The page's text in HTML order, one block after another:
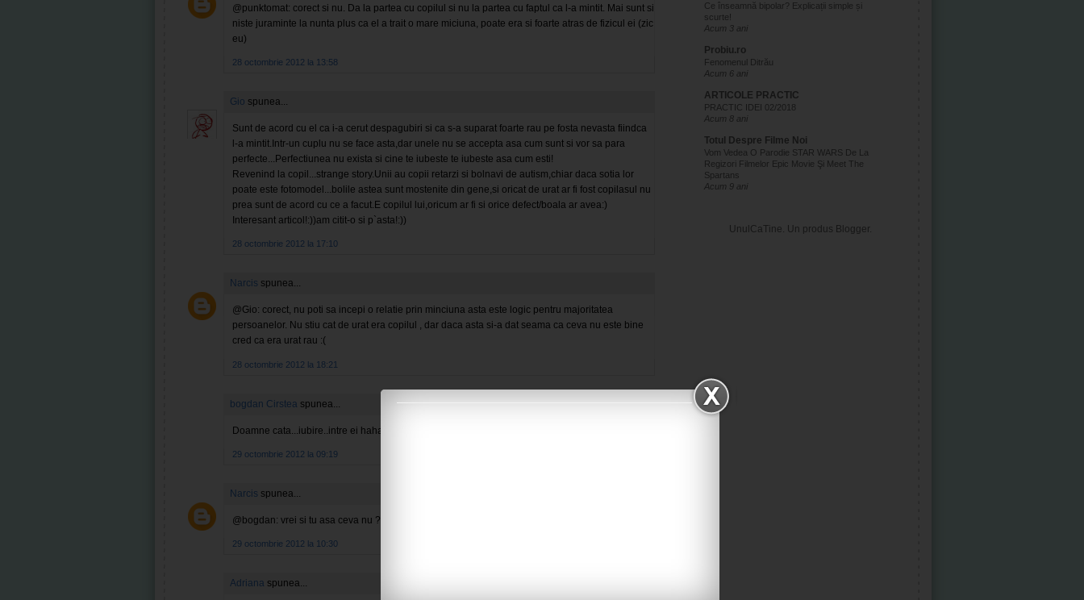
@punktomat: corect si nu. Da la partea cu copilul si nu la partea cu faptul ca l-a mintit. Mai sunt si
niste juraminte la nunta plus ca el a trait o mare miciuna, poate era si foarte atras de fizicul ei (zic
eu)
28 octombrie 2012 la 13:58
Gio spunea...
Sunt de acord cu el ca i-a cerut despagubiri si ca s-a suparat foarte rau pe fosta nevasta fiindca
l-a mintit.Intr-un cuplu nu se face asta,dar unele nu se accepta asa cum sunt si vor sa para
perfecte...Perfectiunea nu exista si cine te iubeste te iubeste asa cum esti!
Revenind la copil...strange story.Unii au copii retarzi si bolnavi de autism,chiar daca sotia lor
poate este fotomodel...bolile astea sunt mostenite din gene,si oricat de urat ar fi fost copilasul nu
prea sunt de acord cu ce a facut.E copilul lui,oricum ar fi si orice defect/boala ar avea:)
Interesant articol!:))am citit-o si p`asta!:))
28 octombrie 2012 la 17:10
Narcis spunea...
@Gio: corect, nu poti sa incepi o relatie prin minciuna asta este logic pentru majoritatea
persoanelor. Nu stiu cat de urat era copilul , dar daca asta si-a dat seama ca ceva nu este bine
cred ca era urat rau :(
28 octombrie 2012 la 18:21
bogdan Cirstea spunea...
Doamne cata...iubire..intre ei hahah
29 octombrie 2012 la 09:19
Narcis spunea...
@bogdan: vrei si tu asa ceva nu ?? :)
29 octombrie 2012 la 10:30
Adriana spunea...
Ce înseamnă bipolar? Explicații simple și
scurte!
Acum 3 ani
Probiu.ro
Fenomenul Ditrău
Acum 6 ani
ARTICOLE PRACTIC
PRACTIC IDEI 02/2018
Acum 8 ani
Totul Despre Filme Noi
Vom Vedea O Parodie STAR WARS De La
Regizori Filmelor Epic Movie Şi Meet The
Spartans
Acum 9 ani
UnulCaTine. Un produs Blogger.